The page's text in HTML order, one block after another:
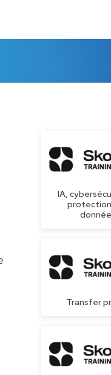
IA,
Transfer